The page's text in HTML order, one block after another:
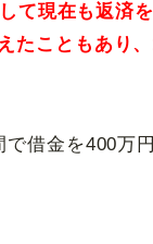
て現在も返済
たこともあり
借金を400万